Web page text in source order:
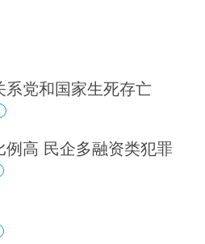
系党和国家生死存亡
高 民企多融资类犯罪